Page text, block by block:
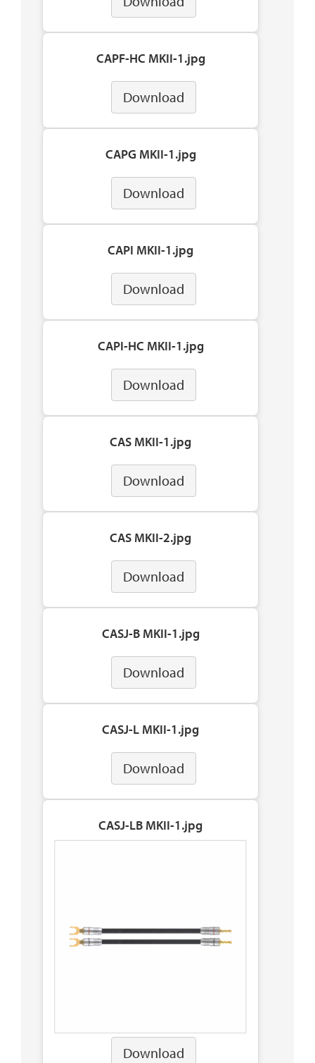
CAPF-HC MKII-1.jpg
Download
CAPG MKII-1.jpg
Download
CAPI MKII-1.jpg
Download
CAPI-HC MKII-1.jpg
Download
CAS MKII-1.jpg
Download
CAS MKII-2.jpg
Download
CASJ-B MKII-1.jpg
Download
CASJ-L MKII-1.jpg
Download
CASJ-LB MKII-1.jpg
Download